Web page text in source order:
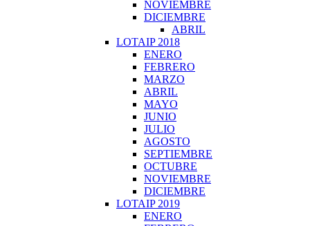
NOVIEMBRE
DICIEMBRE
ABRIL
LOTAIP 2018
ENERO
FEBRERO
MARZO
ABRIL
MAYO
JUNIO
JULIO
AGOSTO
SEPTIEMBRE
OCTUBRE
NOVIEMBRE
DICIEMBRE
LOTAIP 2019
ENERO